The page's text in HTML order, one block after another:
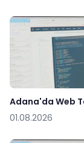
Adana'da Web
01.08.2026